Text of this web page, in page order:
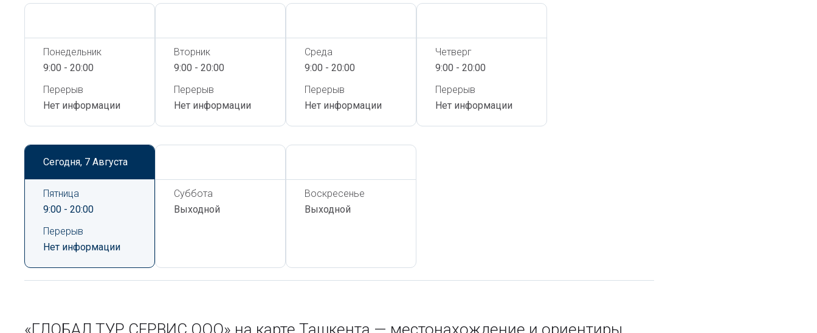
Понедельник
9:00 - 20:00
Перерыв
Нет информации
Вторник
9:00 - 20:00
Перерыв
Нет информации
Среда
9:00 - 20:00
Перерыв
Нет информации
Четверг
9:00 - 20:00
Перерыв
Нет информации
Сегодня, 7 Августа
Пятница
9:00 - 20:00
Перерыв
Нет информации
Суббота
Выходной
Воскресенье
Выходной
«ГЛОБАЛ ТУР СЕРВИС ООО» на карте Ташкента — местонахождение и ориентиры